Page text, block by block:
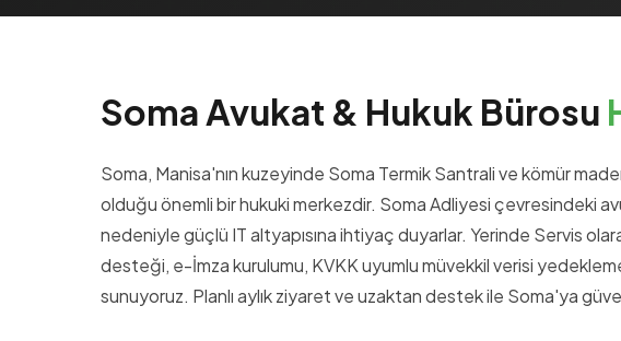
Soma Avukat & Hukuk Bürosu
Soma, Manisa'nın kuzeyinde Soma Termik Santrali ve kömür
olduğu önemli bir hukuki merkezdir. Soma Adliyesi çevresindeki
nedeniyle güçlü IT altyapısına ihtiyaç duyarlar. Yerinde Servis
desteği, e-İmza kurulumu, KVKK uyumlu müvekkil verisi
sunuyoruz. Planlı aylık ziyaret ve uzaktan destek ile Soma'ya